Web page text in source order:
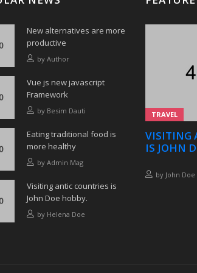
New alternatives are more
productive
by Author
Vue js new javascript
Framework
by Besim Dauti
Eating traditional food is
more healthy
by Admin Mag
Visiting antic countries is
John Doe hobby.
by Helena Doe
TRAVEL
VISITING
IS JOHN
by John Doe